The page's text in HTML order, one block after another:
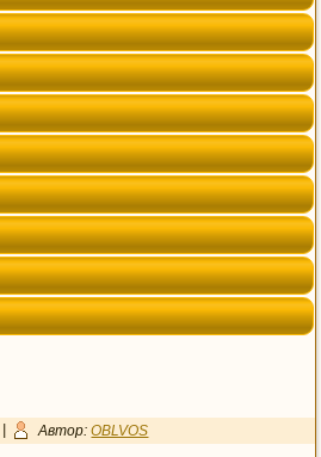
Автор: OBLVOS